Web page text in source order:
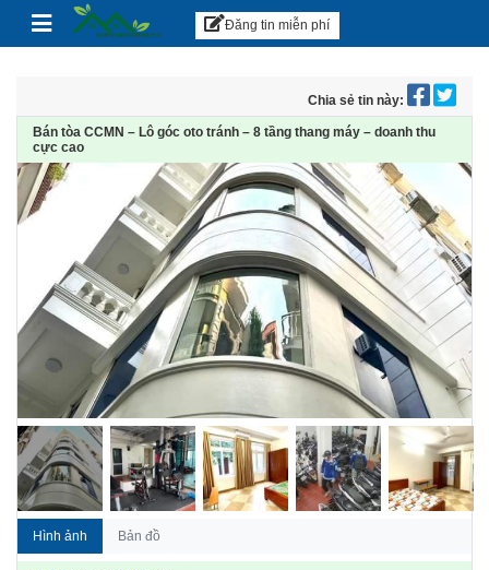
Skip to content Căn hộ Sài Gòn
Đăng tin miễn phí
Chia sẻ tin này:
Bán tòa CCMN – Lô góc oto tránh – 8 tầng thang máy – doanh thu
cực cao
Hình ảnh Bản đồ